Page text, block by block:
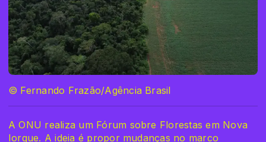
© Fernando Frazão/Agência Brasil
A ONU realiza um Fórum sobre Florestas em Nova
Iorque. A ideia é propor mudanças no marco